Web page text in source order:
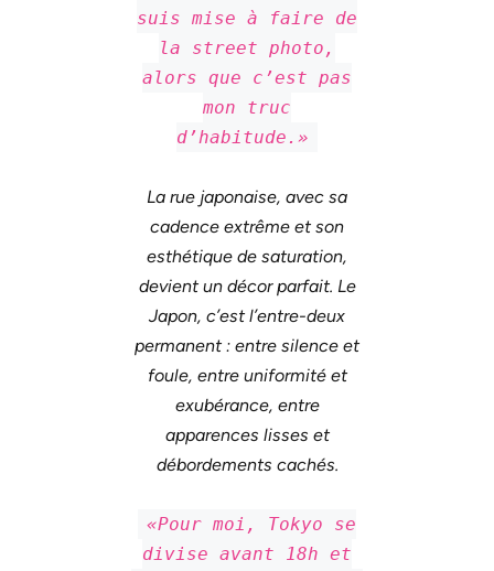
suis mise à faire de
la street photo,
alors que c’est pas
mon truc
d’habitude.»
La rue japonaise, avec sa
cadence extrême et son
esthétique de saturation,
devient un décor parfait. Le
Japon, c’est l’entre-deux
permanent : entre silence et
foule, entre uniformité et
exubérance, entre
apparences lisses et
débordements cachés.
«Pour moi, Tokyo se
divise avant 18h et